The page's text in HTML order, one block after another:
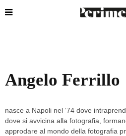
Angelo Ferrillo
nasce a Napoli nel ‘74 dove
dove si avvicina alla fotografia,
approdare al mondo della fotografia